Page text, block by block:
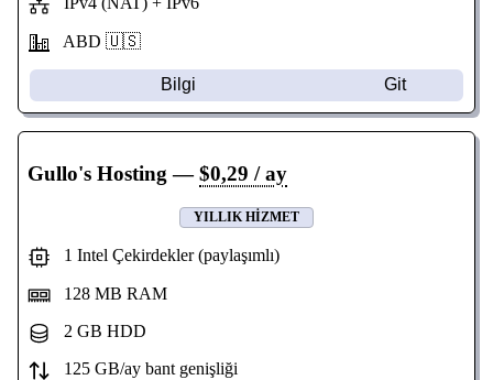
ABD 🇺🇸
Bilgi Git
Gullo's Hosting —$0,29 / ay
YILLIK HIZMET
1 Intel Çekirdekler (paylaşımlı)
128 MB RAM
2 GB HDD
125 GB/ay bant genişliği